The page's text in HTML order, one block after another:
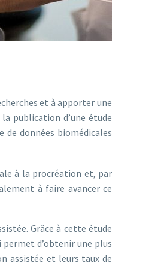
et à apporter une
publication d’une étude
de données biomédicales
à la procréation et, par
à faire avancer ce
Grâce à cette étude
permet d’obtenir une plus
assistée et leurs taux de